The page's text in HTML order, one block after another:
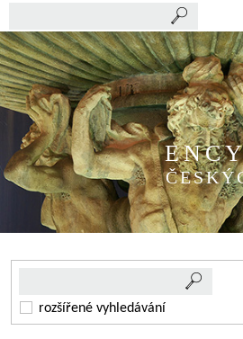
rozšířené vyhledávání